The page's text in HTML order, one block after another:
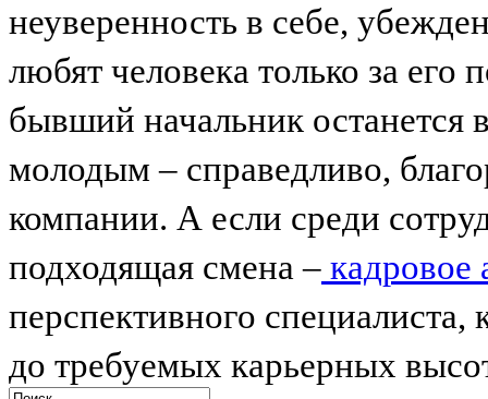
неуверенность в себе,
любят человека только за
бывший начальник останется
молодым – справедливо,
компании. А если среди
подходящая смена – кадровое
перспективного
до требуемых карьерных